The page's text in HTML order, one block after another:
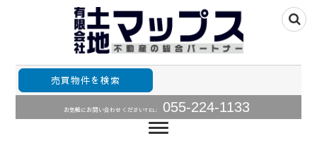
山梨不動産の総合パ
ートナー・土地・中
古住宅・中古マンシ
山梨県甲府市山梨全域の不動産情報住宅用土地、中古住
宅･中古マンションの販売
売買物件を検索
お気軽にお問い合わせくださいTEL: 055-224-1133